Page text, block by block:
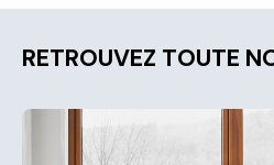
RETROUVEZ TOUTE